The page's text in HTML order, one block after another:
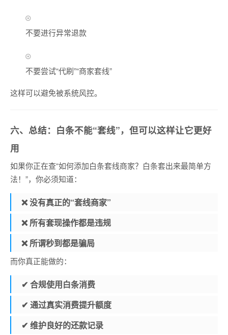
不要进行异常退款
不要尝试“代刷”“商家套线”
这样可以避免被系统风控。
六、总结：白条不能“套线”，但可以这样让它更好
用
如果你正在查“如何添加白条套线商家？白条套出来最简单方
法！”，你必须知道：
❌ 没有真正的“套线商家”
❌ 所有套现操作都是违规
❌ 所谓秒到都是骗局
而你真正能做的：
✔ 合规使用白条消费
✔ 通过真实消费提升额度
✔ 维护良好的还款记录